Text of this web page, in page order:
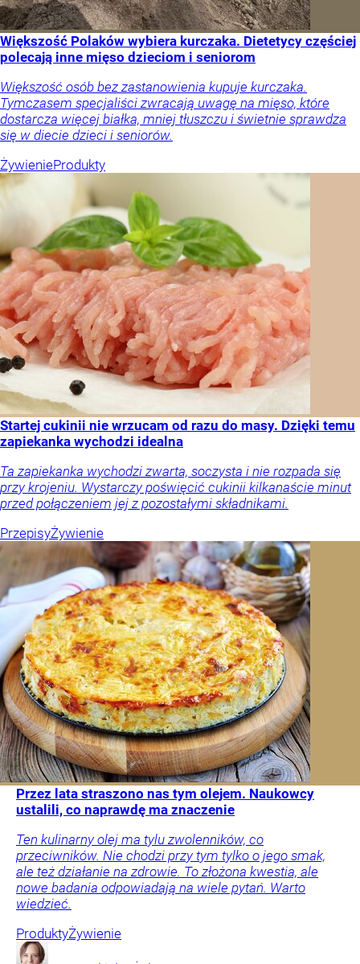
Większość Polaków wybiera kurczaka. Dietetycy częściej
polecają inne mięso dzieciom i seniorom
Większość osób bez zastanowienia kupuje kurczaka.
Tymczasem specjaliści zwracają uwagę na mięso, które
dostarcza więcej białka, mniej tłuszczu i świetnie sprawdza
się w diecie dzieci i seniorów.
ŻywienieProdukty
Startej cukinii nie wrzucam od razu do masy. Dzięki temu
zapiekanka wychodzi idealna
Ta zapiekanka wychodzi zwarta, soczysta i nie rozpada się
przy krojeniu. Wystarczy poświęcić cukinii kilkanaście minut
przed połączeniem jej z pozostałymi składnikami.
PrzepisyŻywienie
Przez lata straszono nas tym olejem. Naukowcy
ustalili, co naprawdę ma znaczenie
Ten kulinarny olej ma tylu zwolenników, co
przeciwników. Nie chodzi przy tym tylko o jego smak,
ale też działanie na zdrowie. To złożona kwestia, ale
nowe badania odpowiadają na wiele pytań. Warto
wiedzieć.
ProduktyŻywienie